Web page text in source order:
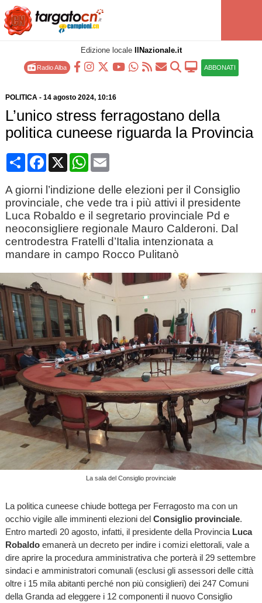
Edizione locale IlNazionale.it
Radio Alba ABBONATI
POLITICA- 14 agosto 2024, 10:16
L’unico stress ferragostano della
politica cuneese riguarda la Provincia
CondividiFacebook
X WhatsApp
Email
A giorni l’indizione delle elezioni per il Consiglio
provinciale, che vede tra i più attivi il presidente
Luca Robaldo e il segretario provinciale Pd e
neoconsigliere regionale Mauro Calderoni. Dal
centrodestra Fratelli d’Italia intenzionata a
mandare in campo Rocco Pulitanò
La sala del Consiglio provinciale
La politica cuneese chiude bottega per Ferragosto ma con un
occhio vigile alle imminenti elezioni del Consiglio provinciale.
Entro martedì 20 agosto, infatti, il presidente della Provincia Luca
Robaldoemanerà un decreto per indire i comizi elettorali, vale a
dire aprire la procedura amministrativa che porterà il 29 settembre
sindaci e amministratori comunali (esclusi gli assessori delle città
oltre i 15 mila abitanti perché non più consiglieri) dei 247 Comuni
della Granda ad eleggere i 12 componenti il nuovo Consiglio